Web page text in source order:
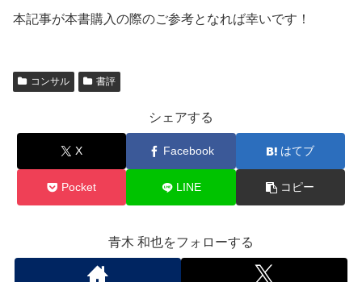
本記事が本書購入の際のご参考となれば幸いです！
コンサル 書評
シェアする
X Facebook はてブ
Pocket LINE コピー
青木 和也をフォローする